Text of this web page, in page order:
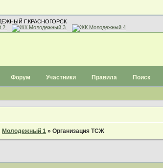
Г.КРАСНОГОРСК
Форум Участники Правила Поиск
Молодежный 1 »Организация ТСЖ